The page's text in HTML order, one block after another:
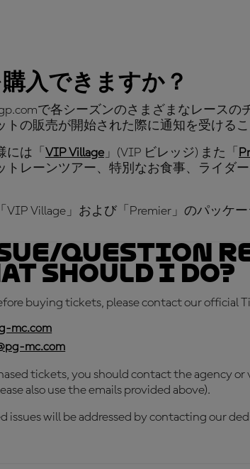
入できますか？
で各シーズンのさまざまなレースの
の販売が開始された際に通知を受けるこ
には「 VIP Village 」(VIP ビレッジ) また「
トレーンツアー、特別なお食事、ライダ
Village」および「Premier」のパッケ
question
should I do?
buying tickets, please contact our official
mc.com
mc.com
tickets, you should contact the agency
also use the emails provided above).
issues will be addressed by contacting our